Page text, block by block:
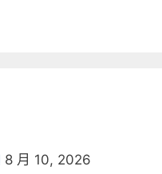
8 月 10, 2026